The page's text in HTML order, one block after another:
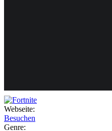
Webseite:
Besuchen
Genre: